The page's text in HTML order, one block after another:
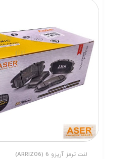
لنت ترمز آریزو 6 (ARRIZO6)